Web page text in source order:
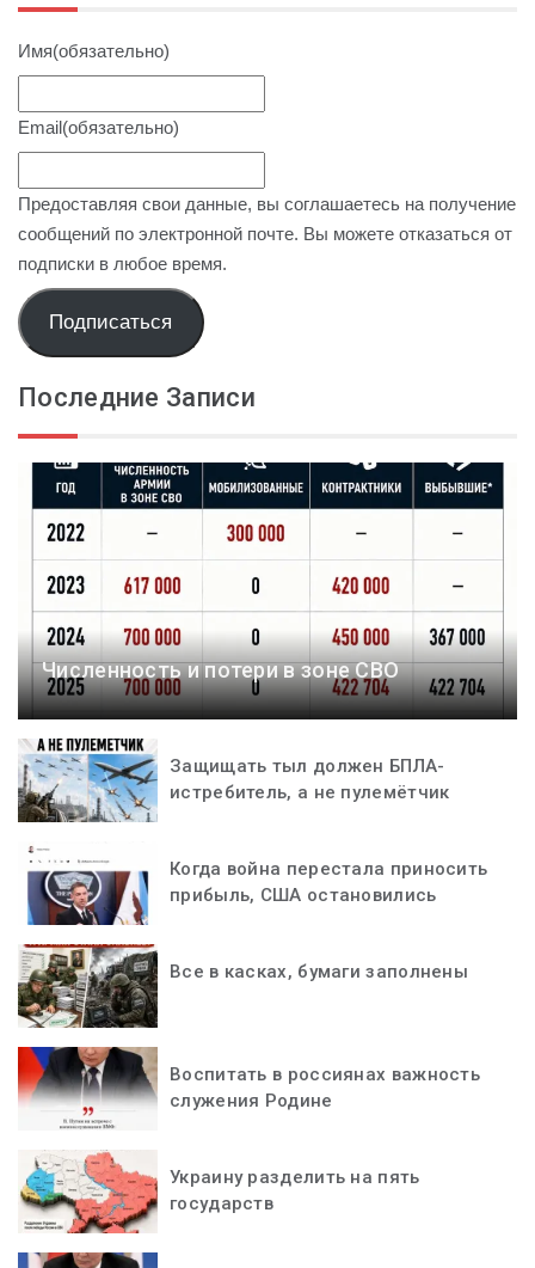
Имя(обязательно)
Email(обязательно)
Предоставляя свои данные, вы соглашаетесь на получение
сообщений по электронной почте. Вы можете отказаться от
подписки в любое время.
Подписаться
Последние Записи
Численность и потери в зоне СВО
Защищать тыл должен БПЛА-
истребитель, а не пулемётчик
Когда война перестала приносить
прибыль, США остановились
Все в касках, бумаги заполнены
Воспитать в россиянах важность
служения Родине
Украину разделить на пять
государств